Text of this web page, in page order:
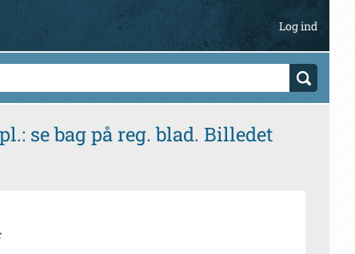
Log ind
se bag på reg. blad. Billedet